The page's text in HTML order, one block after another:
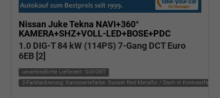
Nissan JukeTekna NAVI+360°
KAMERA+SHZ+VOLL-LED+BOSE+PDC
1.0 DIG-T 84 kW (114PS) 7-Gang DCT Euro
6EB [2]
unverbindliche Lieferzeit: SOFORT
2-Farblackierung: Karosseriefarbe: Sunset Red Metallic / Dach in Kontrastfarbe